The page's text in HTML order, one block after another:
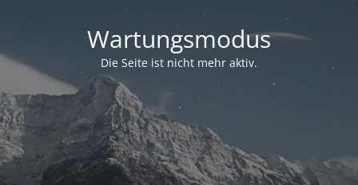
Wartungsmodus
Die Seite ist nicht mehr aktiv.